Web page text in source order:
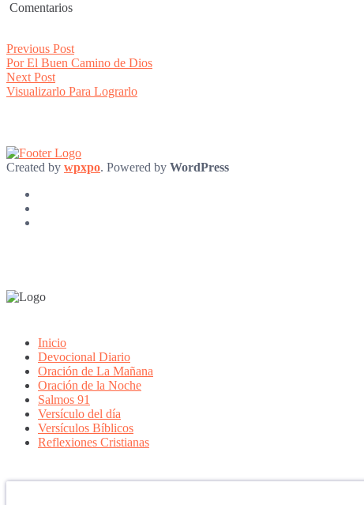
Comentarios
Post
navigation
Previous PostPrevious
post:
Por El Buen Camino de Dios
Next PostNext
post:
Visualizarlo Para Lograrlo
Created by wpxpo. Powered by WordPress
Inicio
Devocional Diario
Oración de La Mañana
Oración de la Noche
Salmos 91
Versículo del día
Versículos Bíblicos
Reflexiones Cristianas